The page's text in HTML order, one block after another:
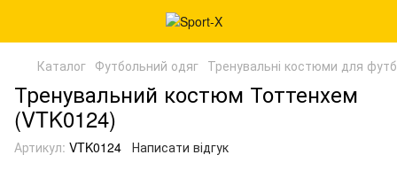
Каталог Футбольний одяг Тренувальні костюми для
Тренувальний костюм Тоттенхем
(VTK0124)
Артикул: VTK0124 Написати відгук